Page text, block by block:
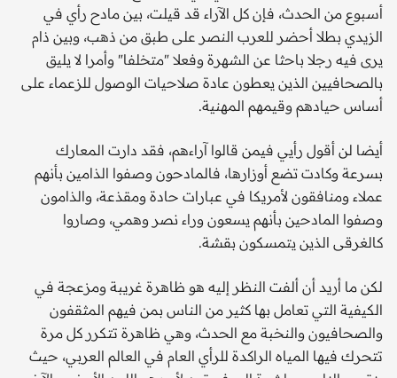
أسبوع من الحدث، فإن كل الآراء قد قيلت، بين مادح رأي في
الزيدي بطلا أحضر للعرب النصر على طبق من ذهب، وبين ذام
يرى فيه رجلا باحثا عن الشهرة وفعلا "متخلفا" وأمرا لا يليق
بالصحافيين الذين يعطون عادة صلاحيات الوصول للزعماء على
أساس حيادهم وقيمهم المهنية.
أيضا لن أقول رأيي فيمن قالوا آراءهم، فقد دارت المعارك
بسرعة وكادت تضع أوزارها، فالمادحون وصفوا الذامين بأنهم
عملاء ومنافقون لأمريكا في عبارات حادة ومقذعة، والذامون
وصفوا المادحين بأنهم يسعون وراء نصر وهمي، وصاروا
كالغرقى الذين يتمسكون بقشة.
لكن ما أريد أن ألفت النظر إليه هو ظاهرة غريبة ومزعجة في
الكيفية التي تعامل بها كثير من الناس بمن فيهم المثقفون
والصحافيون والنخبة مع الحدث، وهي ظاهرة تتكرر كل مرة
تتحرك فيها المياه الراكدة للرأي العام في العالم العربي، حيث